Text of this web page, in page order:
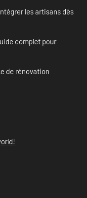
les artisans dès
complet pour
de rénovation